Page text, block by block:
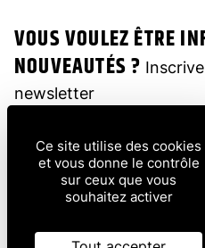
VOUS VOULEZ ÊTRE
NOUVEAUTÉS ?
newsletter
Adresse e-mail
Les informations recueillies à
transmises à l'entreprise pour
politique de confidentialité.
Ce site utilise des cookies
et vous donne le contrôle
sur ceux que vous
souhaitez activer